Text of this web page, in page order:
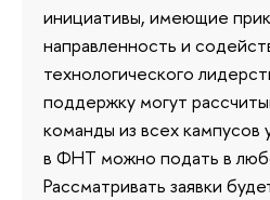
инициативы, имеющие
направленность и
технологического
поддержку могут
команды из всех кампусов
в ФНТ можно подать в
Рассматривать заявки